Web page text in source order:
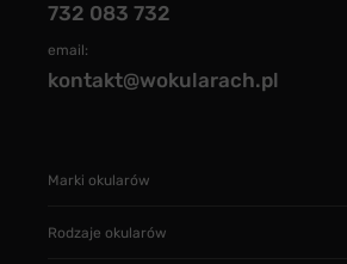
732 083 732
email:
kontakt@wokularach.pl
Marki okularów
Rodzaje okularów